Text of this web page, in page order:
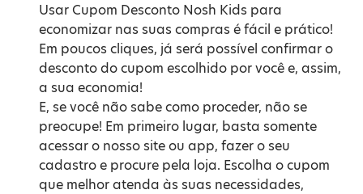
Usar Cupom Desconto Nosh Kids para
economizar nas suas compras é fácil e prático!
Em poucos cliques, já será possível confirmar o
desconto do cupom escolhido por você e, assim,
a sua economia!
E, se você não sabe como proceder, não se
preocupe! Em primeiro lugar, basta somente
acessar o nosso site ou app, fazer o seu
cadastro e procure pela loja. Escolha o cupom
que melhor atenda às suas necessidades,